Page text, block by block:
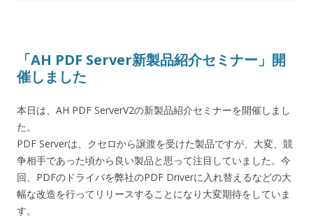
「AH PDF Server新製品紹介セミナー」開
催しました
本日は、AH PDF ServerV2の新製品紹介セミナーを開催しまし
た。
PDF Serverは、クセロから譲渡を受けた製品ですが、大変、競
争相手であった頃から良い製品と思って注目していました。今
回、PDFのドライバを弊社のPDF Driverに入れ替えるなどの大
幅な改造を行ってリリースすることになり大変期待をしていま
す。